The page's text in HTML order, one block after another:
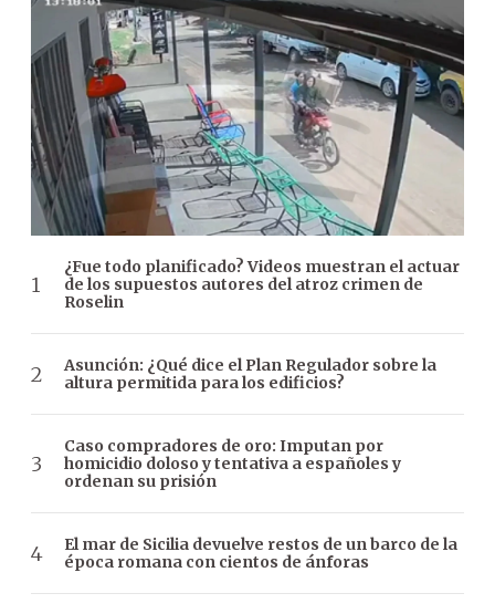
¿Fue todo planificado? Videos muestran el actuar
de los supuestos autores del atroz crimen de
Roselin
Asunción: ¿Qué dice el Plan Regulador sobre la
altura permitida para los edificios?
Caso compradores de oro: Imputan por
homicidio doloso y tentativa a españoles y
ordenan su prisión
El mar de Sicilia devuelve restos de un barco de la
época romana con cientos de ánforas